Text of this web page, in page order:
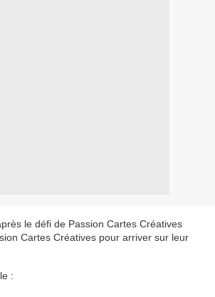
le défi de Passion Cartes Créatives
Cartes Créatives pour arriver sur leur
: